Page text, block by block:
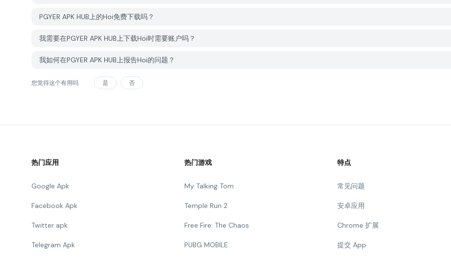
PGYER APK HUB上的Hoi免费下载吗？
我需要在PGYER APK HUB上下载Hoi时需要账户吗？
我如何在PGYER APK HUB上报告Hoi的问题？
您觉得这个有用吗 是 否
热门应用
Google Apk
Facebook Apk
Twitter apk
Telegram Apk
热门游戏
My Talking Tom
Temple Run 2
Free Fire: The Chaos
PUBG MOBILE
特点
常见问题
安卓应用
Chrome 扩展
提交 App